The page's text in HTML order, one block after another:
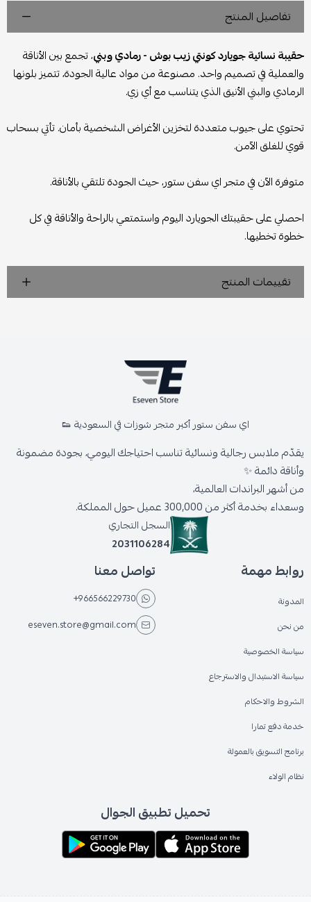
تفاصيل المنتج
حقيبة نسائية جويارد كونتي زيب بوش - رمادي وبني، تجمع بين الأناقة
والعملية في تصميم واحد. مصنوعة من مواد عالية الجودة، تتميز بلونها
الرمادي والبني الأنيق الذي يتناسب مع أي زي.
تحتوي على جيوب متعددة لتخزين الأغراض الشخصية بأمان. تأتي بسحاب
قوي للغلق الآمن.
متوفرة الآن في متجر اي سفن ستور، حيث الجودة تلتقي بالأناقة.
احصلي على حقيبتك الجويارد اليوم واستمتعي بالراحة والأناقة في كل
خطوة تخطيها.
تقييمات المنتج
اي سفن ستور أكبر متجر شوزات في السعودية 👟
يقدّم ملابس رجالية ونسائية تناسب احتياجك اليومي، بجودة مضمونة
وأناقة دائمة ✨
من أشهر البراندات العالمية،
وسعداء بخدمة أكثر من 300,000 عميل حول المملكة.
السجل التجاري
2031106284
روابط مهمة
المدونة
من نحن
سياسة الخصوصية
سياسة الاستبدال والاسترجاع
الشروط والاحكام
خدمة دفع تمارا
برنامج التسويق بالعمولة
نظام الولاء
تواصل معنا
+966566229730
eseven.store@gmail.com
تحميل تطبيق الجوال